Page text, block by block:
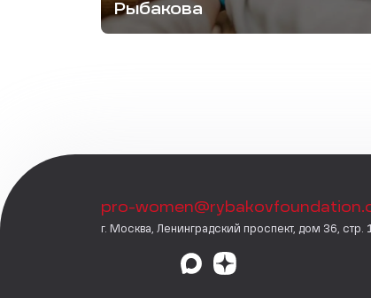
Рыбакова
pro-
г. Москва, Ленинградский проспект, дом 36, стр.